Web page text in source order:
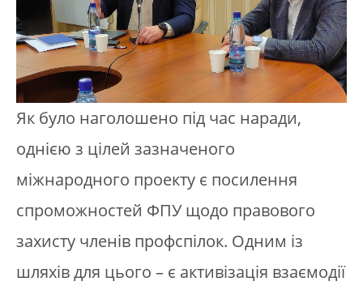
Як було наголошено під час наради,
однією з цілей зазначеного
міжнародного проекту є посилення
спроможностей ФПУ щодо правового
захисту членів профспілок. Одним із
шляхів для цього – є активізація взаємодії